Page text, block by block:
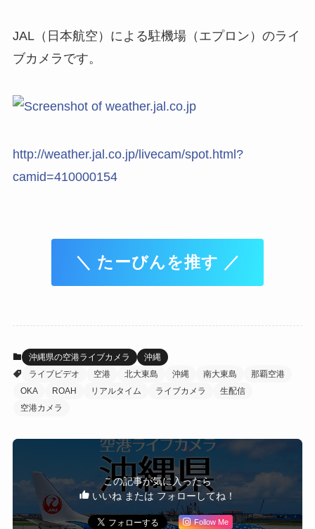
JAL（日本航空）による駐機場（エプロン）のライ
ブカメラです。
http://weather.jal.co.jp/livecam/spot.html?
camid=410000154
＼ たーびんを推す ／
沖縄県の空港ライブカメラ
沖縄
ライブビデオ
空港 北大東島 沖縄 南大東島
那覇空港
OKA
ROAH リアルタイム ライブカメラ
生配信
空港カメラ
この記事が気に入ったら
いいね または フォローしてね！
Follow Me